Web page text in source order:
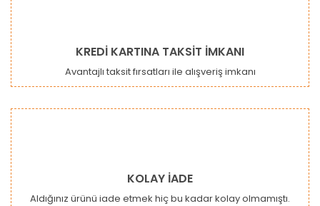
KREDİ KARTINA TAKSİT İMKANI
Avantajlı taksit fırsatları ile alışveriş imkanı
KOLAY İADE
Aldığınız ürünü iade etmek hiç bu kadar kolay olmamıştı.